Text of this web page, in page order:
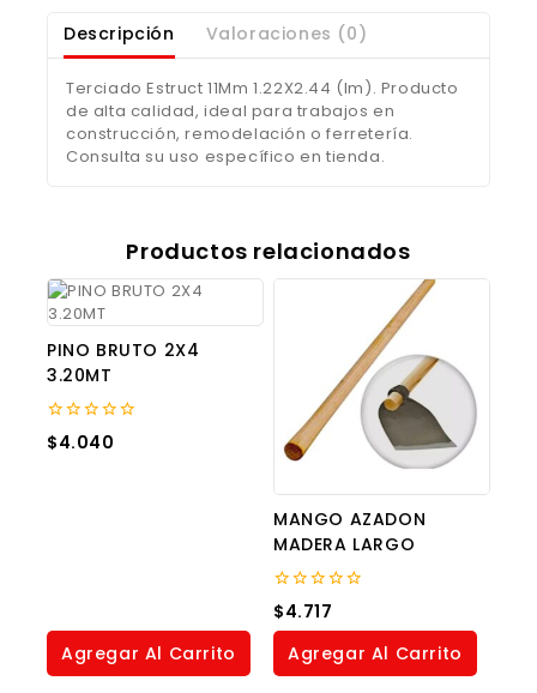
Descripción Valoraciones (0)
Terciado Estruct 11Mm 1.22X2.44 (Im). Producto
de alta calidad, ideal para trabajos en
construcción, remodelación o ferretería.
Consulta su uso específico en tienda.
Productos relacionados
PINO BRUTO 2X4
3.20MT
0
out
$4.040
Agregar Al Carrito
MANGO AZADON
MADERA LARGO
0
out
of
$4.717
Agregar Al Carrito